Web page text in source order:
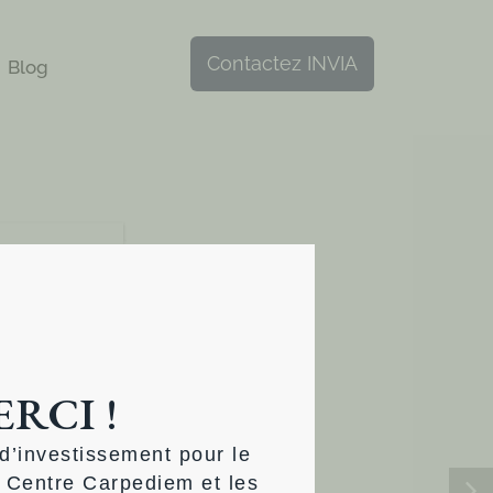
Blog Contactez INVIA
INVIA
!
pour le
Carpediem et les